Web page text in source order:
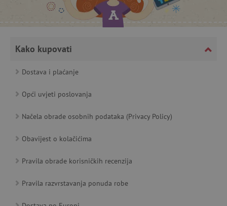
Kako kupovati
Dostava i plaćanje
Opći uvjeti poslovanja
Načela obrade osobnih podataka (Privacy Policy)
Obavijest o kolačićima
Pravila obrade korisničkih recenzija
Pravila razvrstavanja ponuda robe
featureFlagCheckoutExperimentVariant
PHPSESSID